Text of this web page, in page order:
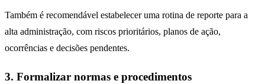
Também é recomendável estabelecer uma rotina de reporte para a
alta administração, com riscos prioritários, planos de ação,
ocorrências e decisões pendentes.
3. Formalizar normas e procedimentos